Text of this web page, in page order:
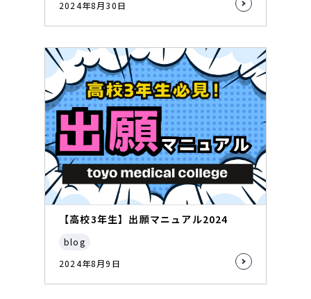
2024年8月30日
【高校3年生】出願マニュアル2024
blog
2024年8月9日